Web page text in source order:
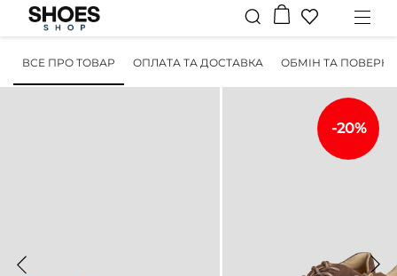
ВСЕ ПРО ТОВАР ОПЛАТА ТА ДОСТАВКА ОБМІН ТА
-20%